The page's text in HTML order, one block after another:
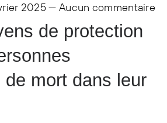
2025— Aucun commentaire
de protection
de mort dans leur